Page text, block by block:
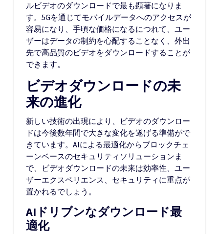
ルビデオのダウンロードで最も顕著になりま
す。5Gを通じてモバイルデータへのアクセスが
容易になり、手頃な価格になるにつれて、ユー
ザーはデータの制約を心配することなく、外出
先で高品質のビデオをダウンロードすることが
できます。
ビデオダウンロードの未
来の進化
新しい技術の出現により、ビデオのダウンロー
ドは今後数年間で大きな変化を遂げる準備がで
きています。AIによる最適化からブロックチェ
ーンベースのセキュリティソリューションま
で、ビデオダウンロードの未来は効率性、ユー
ザーエクスペリエンス、セキュリティに重点が
置かれるでしょう。
AIドリブンなダウンロード最
適化